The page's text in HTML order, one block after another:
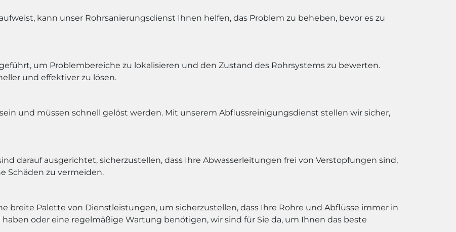
kann unser Rohrsanierungsdienst Ihnen helfen, das Problem zu beheben, bevor es zu
um Problembereiche zu lokalisieren und den Zustand des Rohrsystems zu bewerten.
und effektiver zu lösen.
und müssen schnell gelöst werden. Mit unserem Abflussreinigungsdienst stellen wir sicher,
darauf ausgerichtet, sicherzustellen, dass Ihre Abwasserleitungen frei von Verstopfungen sind,
Schäden zu vermeiden.
breite Palette von Dienstleistungen, um sicherzustellen, dass Ihre Rohre und Abflüsse immer in
oder eine regelmäßige Wartung benötigen, wir sind für Sie da, um Ihnen das beste